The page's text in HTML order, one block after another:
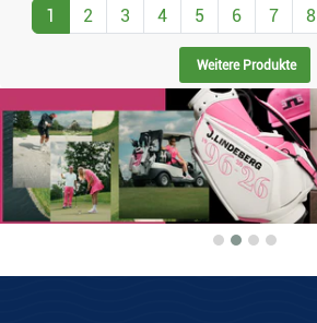
1 2 3 4 5 6 7 8
Weitere Produkte